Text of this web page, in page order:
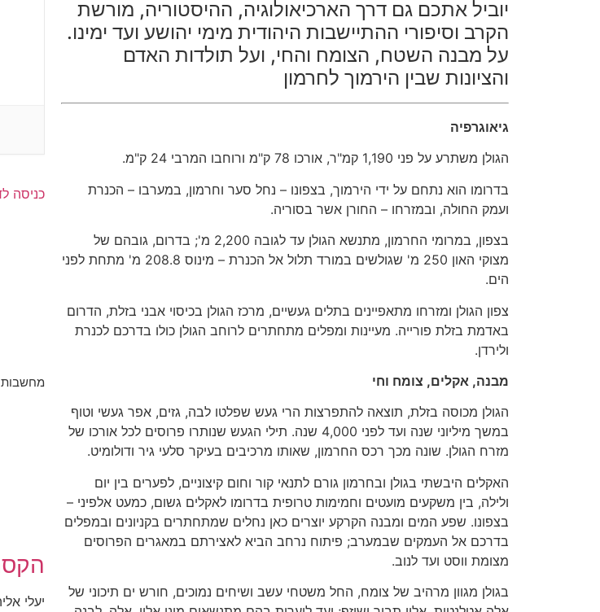
יוביל אתכם גם דרך הארכיאולוגיה, ההיסטוריה, מורשת
הקרב וסיפורי ההתיישבות היהודית מימי יהושע ועד ימינו.
על מבנה השטח, הצומח והחי, ועל תולדות האדם
והציונות שבין הירמוך לחרמון
גיאוגרפיה
הגולן משתרע על פני 1,190 קמ"ר, אורכו 78 ק"מ ורוחבו המרבי 24 ק"מ.
בדרומו הוא נתחם על ידי הירמוך, בצפונו – נחל סער וחרמון, במערבו – הכנרת
ועמק החולה, ובמזרחו – החורן אשר בסוריה.
בצפון, במרומי החרמון, מתנשא הגולן עד לגובה 2,200 מ'; בדרום, גובהם של
מצוקי האון 250 מ' שגולשים במורד תלול אל הכנרת – מינוס 208.8 מ' מתחת לפני
הים.
צפון הגולן ומזרחו מתאפיינים בתלים געשיים, מרכז הגולן בכיסוי אבני בזלת, הדרום
באדמת בזלת פורייה. מעיינות ומפלים מתחתרים לרוחב הגולן כולו בדרכם לכנרת
ולירדן.
מבנה, אקלים, צומח וחי
הגולן מכוסה בזלת, תוצאה להתפרצות הרי געש שפלטו לבה, גזים, אפר געשי וטוף
במשך מיליוני שנה ועד לפני 4,000 שנה. תילי הגעש שנותרו פרוסים לכל אורכו של
מזרח הגולן. שונה מכך רכס החרמון, שאותו מרכיבים בעיקר סלעי גיר ודולומיט.
האקלים היבשתי בגולן ובחרמון גורם לתנאי קור וחום קיצוניים, לפערים בין יום
ולילה, בין משקעים מועטים וחמימות טרופית בדרומו לאקלים גשום, כמעט אלפיני –
בצפונו. שפע המים ומבנה הקרקע יוצרים כאן נחלים שמתחתרים בקניונים ובמפלים
בדרכם אל העמקים שבמערב; פיתוח נרחב הביא לאצירתם במאגרים הפרוסים
מצומת ווסט ועד לנוב.
בגולן מגוון מרהיב של צומח, החל משטחי עשב ושיחים נמוכים, חורש ים תיכוני של
כניסה
מחשבות
יעלי